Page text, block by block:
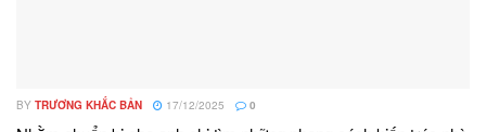
BY TRƯƠNG KHẮC BẢN 17/12/2025 0